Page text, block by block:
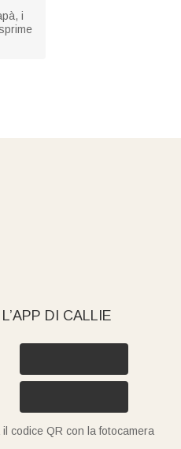
i
DI CALLIE
codice QR con la fotocamera